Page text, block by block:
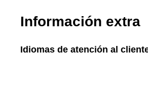
Información extra
Idiomas de atención al